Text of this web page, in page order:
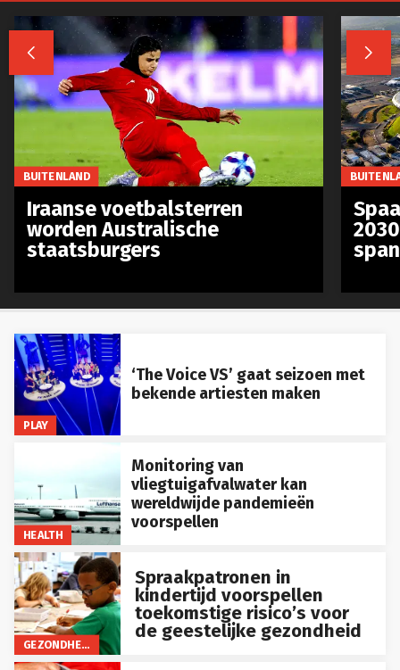
PLAY
‘The Voice VS’ gaat seizoen met
bekende artiesten maken
HEALTH
Monitoring van
vliegtuigafvalwater kan
wereldwijde pandemieën
voorspellen
GEZONDHEID
Spraakpatronen in
kindertijd voorspellen
toekomstige risico’s voor
de geestelijke gezondheid
 
BUITENLAND
Iraanse voetbalsterren
worden Australische
staatsburgers